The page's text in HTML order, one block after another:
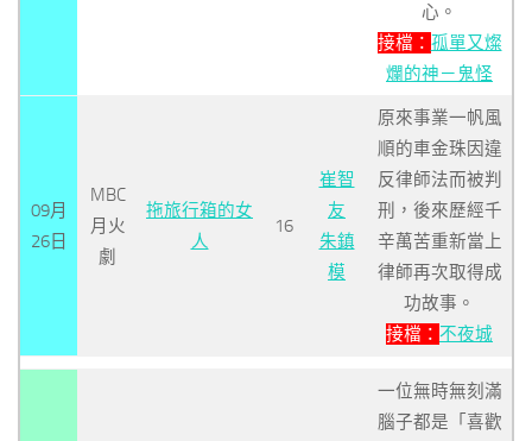
心。
接檔： 孤單又燦
爛的神－鬼怪
09月
26日
MBC
月火
劇
拖旅行箱的女
人
16
崔智
友
朱鎮
模
原來事業一帆風
順的車金珠因違
反律師法而被判
刑，後來歷經千
辛萬苦重新當上
律師再次取得成
功故事。
接檔： 不夜城
一位無時無刻滿
腦子都是「喜歡